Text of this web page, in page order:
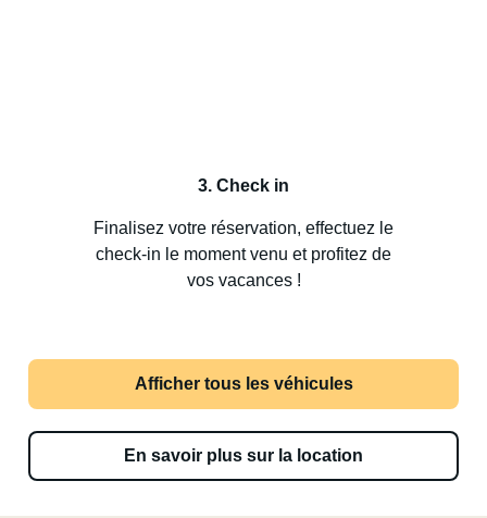
3. Check in
Finalisez votre réservation, effectuez le
check-in le moment venu et profitez de
vos vacances !
Afficher tous les véhicules
En savoir plus sur la location